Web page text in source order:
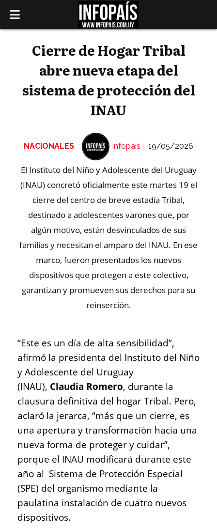
Cierre de Hogar Tribal
abre nueva etapa del
sistema de protección del
INAU
El Instituto del Niño y Adolescente del Uruguay
(INAU) concretó oficialmente este martes 19 el
cierre del centro de breve estadía Tribal,
destinado a adolescentes varones que, por
algún motivo, están desvinculados de sus
familias y necesitan el amparo del INAU. En ese
marco, fueron presentados los nuevos
dispositivos que protegen a este colectivo,
garantizan y promueven sus derechos para su
reinserción.
NACIONALES 19/05/2026
Infopaís
“Este es un día de alta sensibilidad”,
afirmó la presidenta del Instituto del Niño
y Adolescente del Uruguay
(INAU), Claudia Romero, durante la
clausura definitiva del hogar Tribal. Pero,
aclaró la jerarca, “más que un cierre, es
una apertura y transformación hacia una
nueva forma de proteger y cuidar”,
porque el INAU modificará durante este
año al Sistema de Protección Especial
(SPE) del organismo mediante la
paulatina instalación de cuatro nuevos
dispositivos.